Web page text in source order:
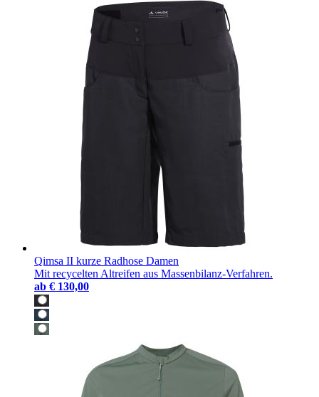
Qimsa II kurze Radhose Damen
Mit recycelten Altreifen aus Massenbilanz-Verfahren.
ab € 130,00